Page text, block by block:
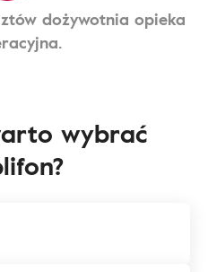
dożywotnia opieka
wybrać